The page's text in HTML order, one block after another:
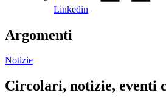
Linkedin
Argomenti
Notizie
Circolari, notizie, eventi